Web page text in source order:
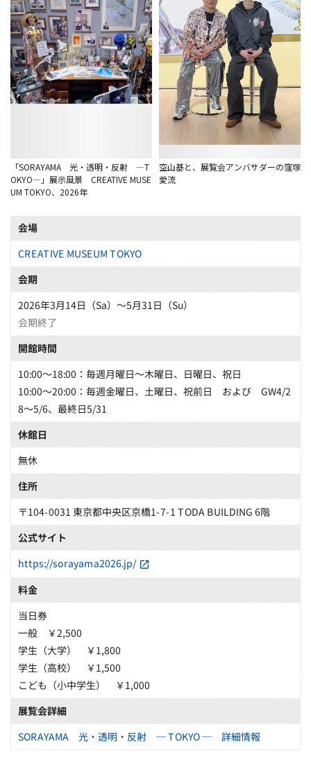
「SORAYAMA 光・透明・反射 ―T
OKYO―」展示風景 CREATIVE MUSE
UM TOKYO、2026年
空山基と、展覧会アンバサダーの窪塚
愛流
会場
CREATIVE MUSEUM TOKYO
会期
2026年3月14日（Sa）〜5月31日（Su）
会期終了
開館時間
10:00～18:00：毎週月曜日～木曜日、日曜日、祝日
10:00～20:00：毎週金曜日、土曜日、祝前日 および GW4/2
8～5/6、最終日5/31
休館日
無休
住所
〒104-0031 東京都中央区京橋1-7-1 TODA BUILDING 6階
公式サイト
https://sorayama2026.jp/
料金
当日券
一般 ￥2,500
学生（大学） ￥1,800
学生（高校） ￥1,500
こども（小中学生） ￥1,000
展覧会詳細
SORAYAMA 光・透明・反射 ─ TOKYO ─ 詳細情報